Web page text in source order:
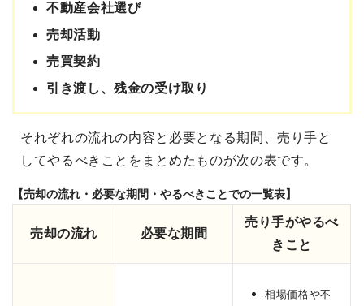
不動産会社選び
売却活動
売買契約
引き渡し、残金の受け取り
それぞれの流れの内容と必要となる期間、売り手と
してやるべきことをまとめたものが次の表です。
【売却の流れ・必要な期間・やるべきことでの一覧表】
売却の流れ 必要な期間
売り手がやるべ
きこと
相場価格や不